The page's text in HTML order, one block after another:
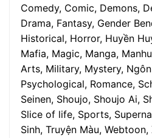
Comedy, Comic, Demons,
Drama, Fantasy, Gender
Historical, Horror, Huyền
Mafia, Magic, Manga,
Arts, Military, Mystery,
Psychological, Romance,
Seinen, Shoujo, Shoujo Ai,
Slice of life, Sports,
Sinh, Truyện Màu,